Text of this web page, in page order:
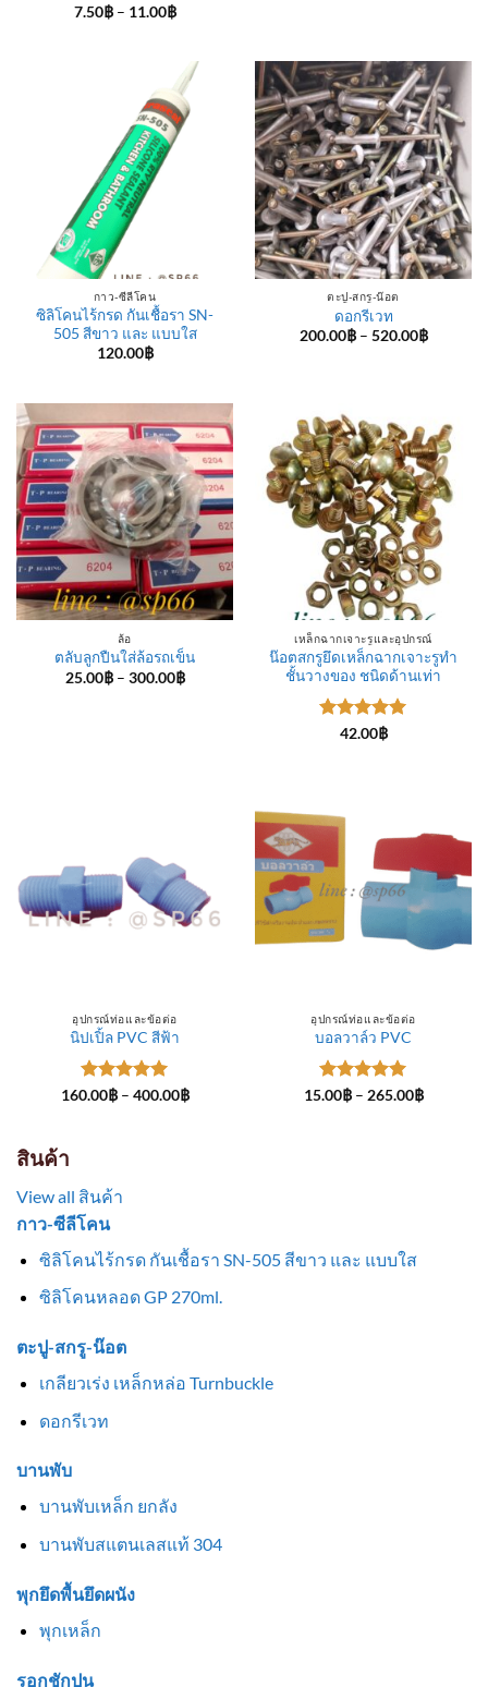
ให้คะแนน
7.50฿ – 11.00฿Price
11.00฿
กาว-ซีลีโคน
ซิลิโคนไร้กรด กันเชื้อรา SN-
505 สีขาว และ แบบใส
120.00฿
ตะปู-สกรู-น๊อต
ดอกรีเวท
200.00฿ – 520.00฿Price
ล้อ
ตลับลูกปืนใส่ล้อรถเข็น
25.00฿ – 300.00฿Price
เหล็กฉากเจาะรูและอุปกรณ์
น๊อตสกรูยึดเหล็กฉากเจาะรูทำ
ชั้นวางของ ชนิดด้านเท่า
ให้คะแนน
42.00฿
อุปกรณ์ท่อและข้อต่อ
นิปเปิ้ล PVC สีฟ้า
ให้คะแนน
160.00฿ – 400.00฿Price
อุปกรณ์ท่อและข้อต่อ
บอลวาล์ว PVC
ให้คะแนน
15.00฿ – 265.00฿Price
สินค้า
View all สินค้า
กาว-ซีลีโคน
ซิลิโคนไร้กรด กันเชื้อรา SN-505 สีขาว และ แบบใส
ซิลิโคนหลอด GP 270ml.
ตะปู-สกรู-น๊อต
เกลียวเร่ง เหล็กหล่อ Turnbuckle
ดอกรีเวท
บานพับ
บานพับเหล็ก ยกลัง
บานพับสแตนเลสแท้ 304
พุกยึดพื้นยึดผนัง
พุกเหล็ก
รอกชักปูน